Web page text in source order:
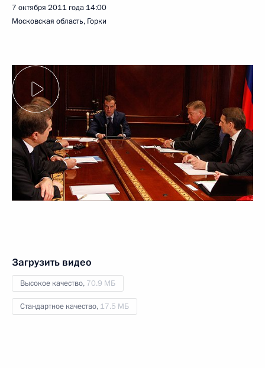
7 октября 2011 года 14:00
Московская область, Горки
Загрузить видео
Высокое качество, 70.9 МБ
Стандартное качество, 17.5 МБ